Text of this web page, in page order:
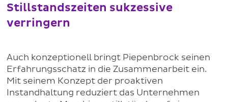
Stillstandszeiten sukzessive
verringern
Auch konzeptionell bringt Piepenbrock seinen
Erfahrungsschatz in die Zusammenarbeit ein.
Mit seinem Konzept der proaktiven
Instandhaltung reduziert das Unternehmen